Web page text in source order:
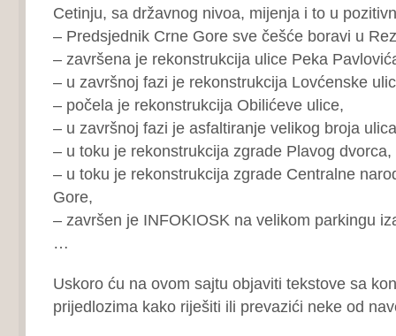
Cetinju, sa državnog nivoa, mijenja i to u
– Predsjednik Crne Gore sve češće boravi u
– završena je rekonstrukcija ulice Peka
– u završnoj fazi je rekonstrukcija Lovćenske
– počela je rekonstrukcija Obilićeve ulice,
– u završnoj fazi je asfaltiranje velikog broja
– u toku je rekonstrukcija zgrade Plavog dvorca,
– u toku je rekonstrukcija zgrade Centralne
Gore,
– završen je INFOKIOSK na velikom parkingu
…
Uskoro ću na ovom sajtu objaviti tekstove sa
prijedlozima kako riješiti ili prevazići neke od